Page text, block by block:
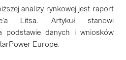
analizy rynkowej jest raport
Litsa. Artykuł stanowi
podstawie danych i wniosków
Europe.